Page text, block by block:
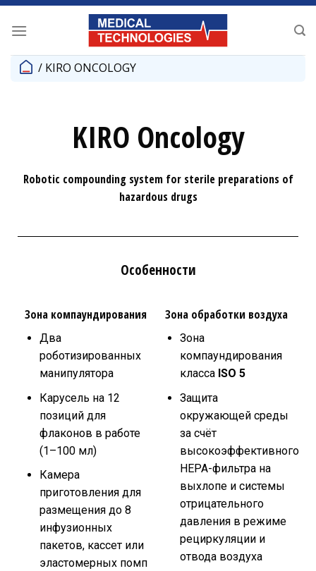
/ KIRO ONCOLOGY
KIRO Oncology
Robotic compounding system for sterile preparations of
hazardous drugs
Особенности
Зона компаундирования
Два
роботизированных
манипулятора
Карусель на 12
позиций для
флаконов в работе
(1–100 мл)
Камера
приготовления для
размещения до 8
инфузионных
пакетов, кассет или
эластомерных помп
Зона обработки воздуха
Зона
компаундирования
класса ISO 5
Защита
окружающей среды
за счёт
высокоэффективного
HEPA-фильтра на
выхлопе и системы
отрицательного
давления в режиме
рециркуляции и
отвода воздуха